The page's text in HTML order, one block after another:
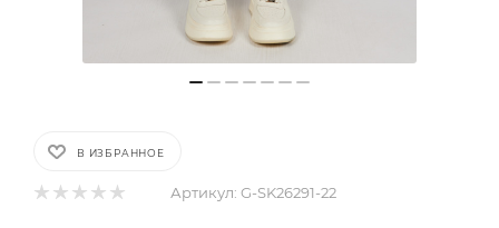
В ИЗБРАННОЕ
Артикул: G-SK26291-22